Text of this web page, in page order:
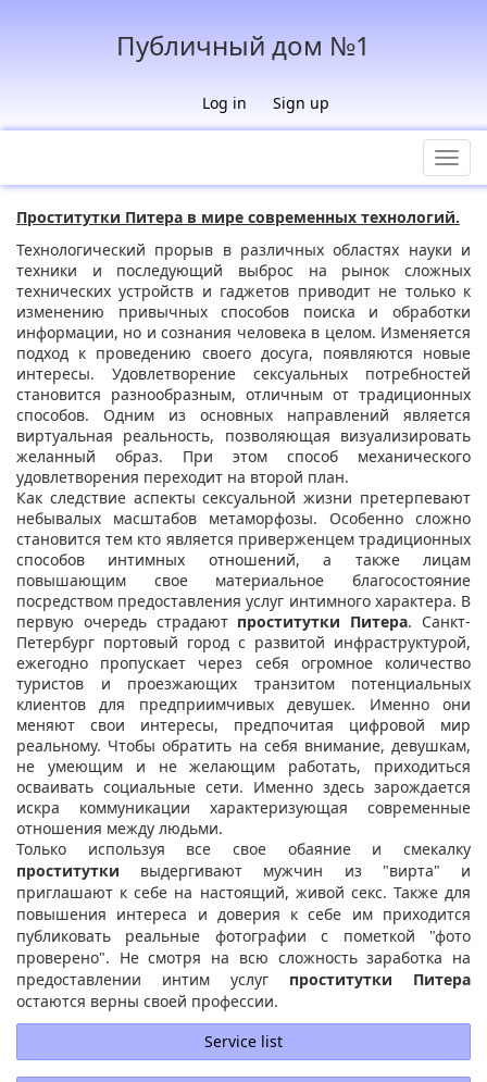
Публичный дом №1
Log in Sign up
Проститутки Питера в мире современных технологий.
Технологический прорыв в различных областях науки и
техники и последующий выброс на рынок сложных
технических устройств и гаджетов приводит не только к
изменению привычных способов поиска и обработки
информации, но и сознания человека в целом. Изменяется
подход к проведению своего досуга, появляются новые
интересы. Удовлетворение сексуальных потребностей
становится разнообразным, отличным от традиционных
способов. Одним из основных направлений является
виртуальная реальность, позволяющая визуализировать
желанный образ. При этом способ механического
удовлетворения переходит на второй план.
Как следствие аспекты сексуальной жизни претерпевают
небывалых масштабов метаморфозы. Особенно сложно
становится тем кто является приверженцем традиционных
способов интимных отношений, а также лицам
повышающим свое материальное благосостояние
посредством предоставления услуг интимного характера. В
первую очередь страдают проститутки Питера. Санкт-
Петербург портовый город с развитой инфраструктурой,
ежегодно пропускает через себя огромное количество
туристов и проезжающих транзитом потенциальных
клиентов для предприимчивых девушек. Именно они
меняют свои интересы, предпочитая цифровой мир
реальному. Чтобы обратить на себя внимание, девушкам,
не умеющим и не желающим работать, приходиться
осваивать социальные сети. Именно здесь зарождается
искра коммуникации характеризующая современные
отношения между людьми.
Только используя все свое обаяние и смекалку
проститутки выдергивают мужчин из "вирта" и
приглашают к себе на настоящий, живой секс. Также для
повышения интереса и доверия к себе им приходится
публиковать реальные фотографии с пометкой "фото
проверено". Не смотря на всю сложность заработка на
предоставлении интим услуг проститутки Питера
остаются верны своей профессии.
Service list